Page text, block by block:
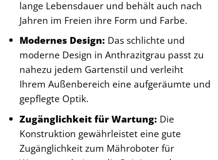
lange Lebensdauer und behält auch nach
Jahren im Freien ihre Form und Farbe.
Modernes Design: Das schlichte und
moderne Design in Anthrazitgrau passt zu
nahezu jedem Gartenstil und verleiht
Ihrem Außenbereich eine aufgeräumte und
gepflegte Optik.
Zugänglichkeit für Wartung: Die
Konstruktion gewährleistet eine gute
Zugänglichkeit zum Mähroboter für